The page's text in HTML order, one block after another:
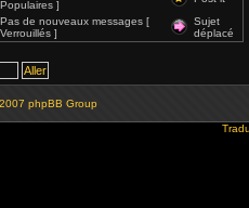
Populaires ]
Pas de nouveaux messages [
Verrouillés ]
Sujet
déplacé
phpBB Group